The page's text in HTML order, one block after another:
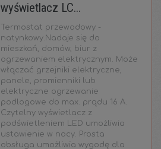
wyświetlacz LC...
Termostat przewodowy -
natynkowy.Nadaje się do
mieszkań, domów, biur z
ogrzewaniem elektrycznym. Może
włączać grzejniki elektryczne,
panele, promienniki lub
elektryczne ogrzewanie
podlogowe do max. prądu 16 A.
Czytelny wyświetlacz z
podświetleniem LED umożliwia
ustawienie w nocy. Prosta
obsługa umożliwia wygodę dla